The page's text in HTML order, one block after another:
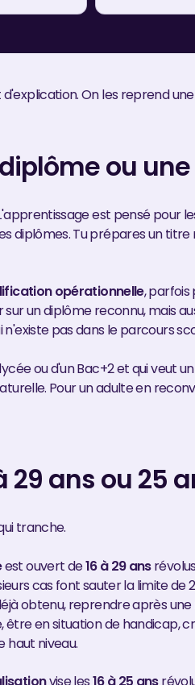
On les reprend
ou
est pensé pour
diplômes. Tu prépares un titre
opérationnelle, parfois
un diplôme reconnu, mais
pas dans le parcours
ou d'un Bac+2 et qui veut
Pour un adulte en
29 ans ou 25
tranche.
est ouvert de16 à 29 ans
cas font sauter la limite
obtenu, reprendre après
en situation de handicap,
haut niveau.